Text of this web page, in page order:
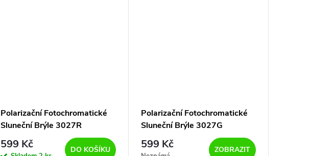
Polarizační Fotochromatické
Sluneční Brýle 3027R
599 Kč DO KOŠÍKU
Polarizační Fotochromatické
Sluneční Brýle 3027G
599 Kč ZOBRAZIT